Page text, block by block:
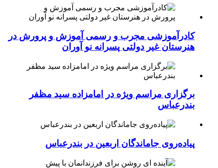
کادرآموزشی مجرب و رسمی آموزش و پرورش در
هنرستان غیر دولتی پسرانه نو آوران
برگزاری مراسم ویژه در امامزاده سید مظفر
بندرعباس
پیاده‌روی جاماندگان اربعین در بندرعباس